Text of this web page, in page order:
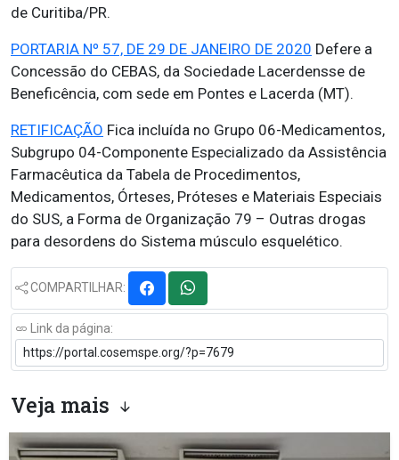
de Curitiba/PR.
PORTARIA Nº 57, DE 29 DE JANEIRO DE 2020 Defere a
Concessão do CEBAS, da Sociedade Lacerdensse de
Beneficência, com sede em Pontes e Lacerda (MT).
RETIFICAÇÃO Fica incluída no Grupo 06-Medicamentos,
Subgrupo 04-Componente Especializado da Assistência
Farmacêutica da Tabela de Procedimentos,
Medicamentos, Órteses, Próteses e Materiais Especiais
do SUS, a Forma de Organização 79 – Outras drogas
para desordens do Sistema músculo esquelético.
COMPARTILHAR:
Link da página:
Veja mais